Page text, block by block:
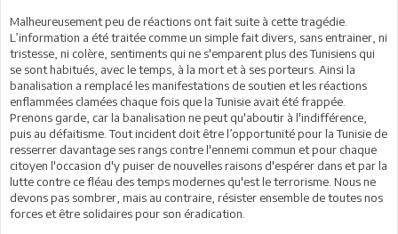
Malheureusement peu de réactions ont fait suite à cette tragédie.
L’information a été traitée comme un simple fait divers, sans entrainer, ni
tristesse, ni colère, sentiments qui ne s'emparent plus des Tunisiens qui
se sont habitués, avec le temps, à la mort et à ses porteurs. Ainsi la
banalisation a remplacé les manifestations de soutien et les réactions
enflammées clamées chaque fois que la Tunisie avait été frappée.
Prenons garde, car la banalisation ne peut qu'aboutir à l'indifférence,
puis au défaitisme. Tout incident doit être l’opportunité pour la Tunisie de
resserrer davantage ses rangs contre l'ennemi commun et pour chaque
citoyen l'occasion d'y puiser de nouvelles raisons d'espérer dans et par la
lutte contre ce fléau des temps modernes qu'est le terrorisme. Nous ne
devons pas sombrer, mais au contraire, résister ensemble de toutes nos
forces et être solidaires pour son éradication.